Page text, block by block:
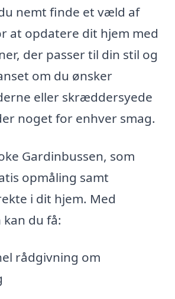
nemt finde et væld af
at opdatere dit hjem med
der passer til din stil og
om du ønsker
eller skræddersyede
noget for enhver smag.
Gardinbussen, som
opmåling samt
i dit hjem. Med
du få:
rådgivning om